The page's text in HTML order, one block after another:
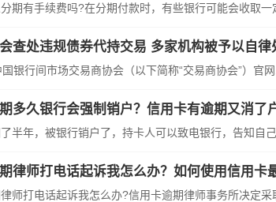
期有手续费吗?在分期付款时，有些银行可能会收取一
查处违规债券代持交易 多家机构被予以自律
银行间市场交易商协会（以下简称“交易商协会”）官网
多久银行会强制销户？信用卡有逾期又消了
半年，被银行销户了，持卡人可以致电银行，告知自己
律师打电话起诉我怎么办？如何使用信用卡
师打电话起诉我怎么办?信用卡逾期律师事务所决定采